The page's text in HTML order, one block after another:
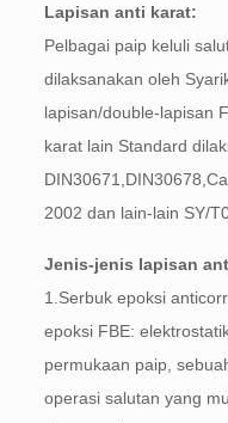
Lapisan anti karat:
Pelbagai paip keluli
dilaksanakan oleh
lapisan/double-lapisan
karat lain Standard
2002 dan lain-lain SY/
Jenis-jenis lapisan
1.Serbuk epoksi
epoksi FBE:
permukaan paip,
operasi salutan yang